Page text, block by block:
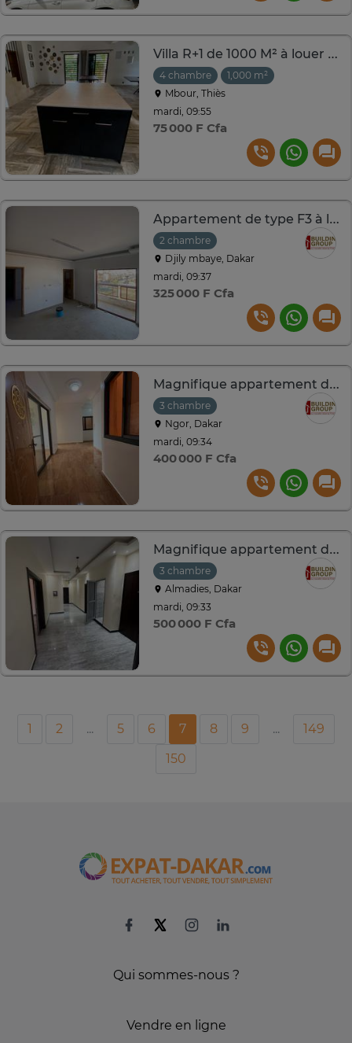
Villa R+1 de 1000 M² à louer à NGAPAROU
4 chambre
1,000 m²
Mbour, Thiès
mardi, 09:55
75 000 F Cfa
Appartement de type F3 à louer
2 chambre
Djily mbaye, Dakar
mardi, 09:37
325 000 F Cfa
Magnifique appartement de type F4 à louer
3 chambre
Ngor, Dakar
mardi, 09:34
400 000 F Cfa
Magnifique appartement de type F4 à louer
3 chambre
Almadies, Dakar
mardi, 09:33
500 000 F Cfa
1 2 ... 5 6 7 8 9 ...
149
150
Qui sommes-nous ?
Vendre en ligne